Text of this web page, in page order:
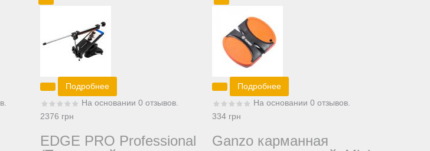
Подробнее
На основании 0 отзывов.
2376 грн
EDGE PRO Professional
Подробнее
На основании 0 отзывов.
334 грн
Ganzo карманная